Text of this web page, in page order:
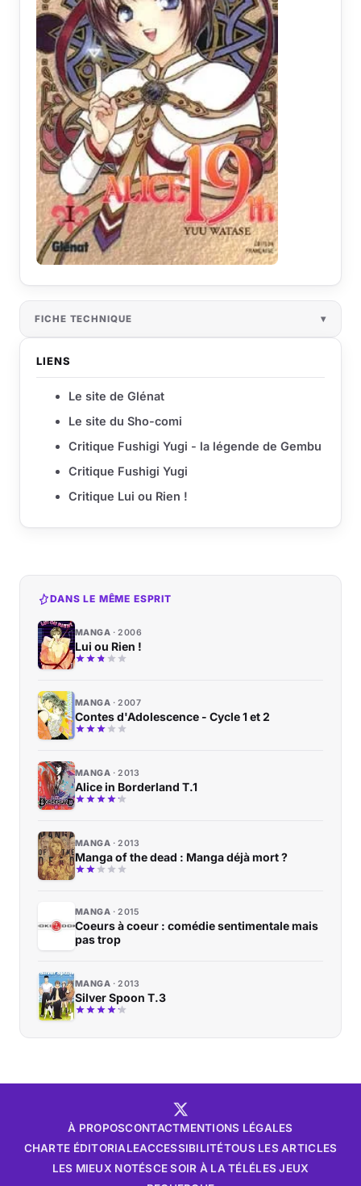
FICHE TECHNIQUE
LIENS
Le site de Glénat
Le site du Sho-comi
Critique Fushigi Yugi - la légende de Gembu
Critique Fushigi Yugi
Critique Lui ou Rien !
DANS LE MÊME ESPRIT
MANGA 2006
Lui ou Rien !
MANGA 2007
Contes d'Adolescence - Cycle 1 et 2
MANGA 2013
Alice in Borderland T.1
MANGA 2013
Manga of the dead : Manga déjà mort ?
MANGA 2015
Coeurs à coeur : comédie sentimentale mais
pas trop
MANGA 2013
Silver Spoon T.3
À PROPOSCONTACTMENTIONS LÉGALES
CHARTE ÉDITORIALEACCESSIBILITÉTOUS LES ARTICLES
LES MIEUX NOTÉSCE SOIR À LA TÉLÉLES JEUX